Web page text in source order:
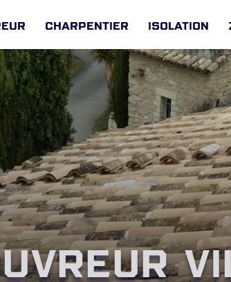
Charpentier Isolation